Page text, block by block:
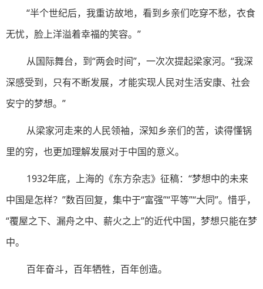
“半个世纪后，我重访故地，看到乡亲们吃穿不愁，衣食
无忧，脸上洋溢着幸福的笑容。”
从国际舞台，到“两会时间”，一次次提起梁家河。“我深
深感受到，只有不断发展，才能实现人民对生活安康、社会
安宁的梦想。”
从梁家河走来的人民领袖，深知乡亲们的苦，读得懂锅
里的穷，也更加理解发展对于中国的意义。
1932年底，上海的《东方杂志》征稿：“梦想中的未来
中国是怎样？”数百回复，集中于“富强”“平等”“大同”。惜乎，
“覆屋之下、漏舟之中、薪火之上”的近代中国，梦想只能在梦
中。
百年奋斗，百年牺牲，百年创造。